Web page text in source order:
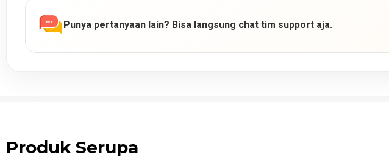
Punya pertanyaan lain? Bisa langsung chat tim support aja.
Produk Serupa